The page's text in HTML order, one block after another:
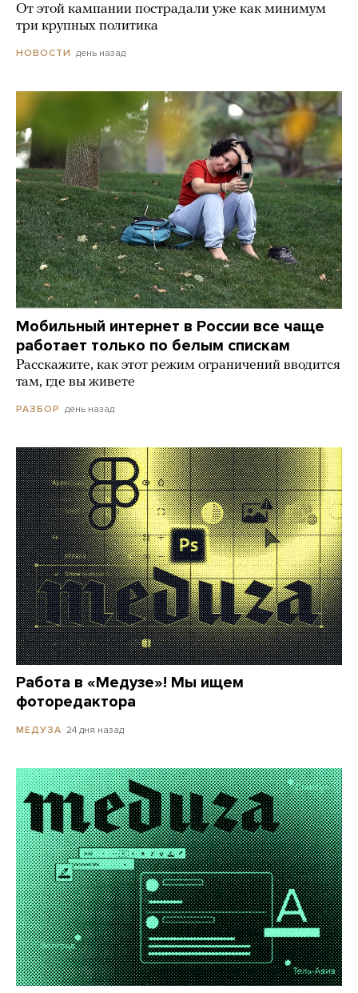
От этой кампании пострадали уже как минимум
три крупных политика
НОВОСТИ день назад
Мобильный интернет в России все чаще
работает только по белым спискам
Расскажите, как этот режим ограничений вводится
там, где вы живете
РАЗБОР день назад
Работа в «Медузе»! Мы ищем
фоторедактора
МЕДУЗА 24 дня назад